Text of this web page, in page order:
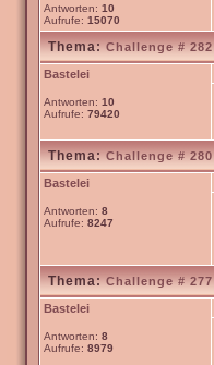
Antworten: 10
Aufrufe: 15070
Thema:Challenge # 282
Bastelei
Antworten: 10
Aufrufe: 79420
Thema:Challenge # 280
Bastelei
Antworten: 8
Aufrufe: 8247
Thema:Challenge # 277
Bastelei
Antworten: 8
Aufrufe: 8979